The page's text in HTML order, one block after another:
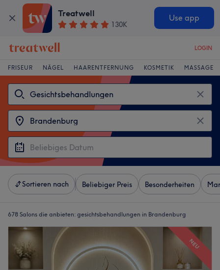
Treatwell
130K
Use app
LOGIN
FRISEUR NÄGEL HAARENTFERNUNG KOSMETIK MASSAGE
Sortieren nach Beliebiger Preis Besonderheiten
678 Salons die anbieten: gesichtsbehandlungen in Brandenburg
NEU